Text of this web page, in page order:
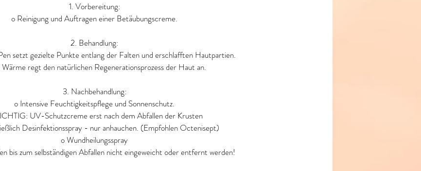
1. Vorbereitung:
o Reinigung und Auftragen einer Betäubungscreme.
2. Behandlung:
setzt gezielte Punkte entlang der Falten und erschlafften Hautpartien.
regt den natürlichen Regenerationsprozess der Haut an.
3. Nachbehandlung:
o Intensive Feuchtigkeitspflege und Sonnenschutz.
UV-Schutzcreme erst nach dem Abfallen der Krusten
Desinfektionsspray - nur anhauchen. (Empfohlen Octenisept)
o Wundheilungsspray
bis zum selbständigen Abfallen nicht eingeweicht oder entfernt werden!